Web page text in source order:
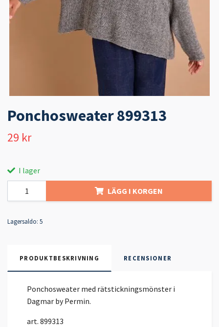
Ponchosweater 899313
29 kr
I lager
LÄGG I KORGEN
Lagersaldo: 5
PRODUKTBESKRIVNING RECENSIONER
Ponchosweater med rätstickningsmönster i
Dagmar by Permin.
art. 899313